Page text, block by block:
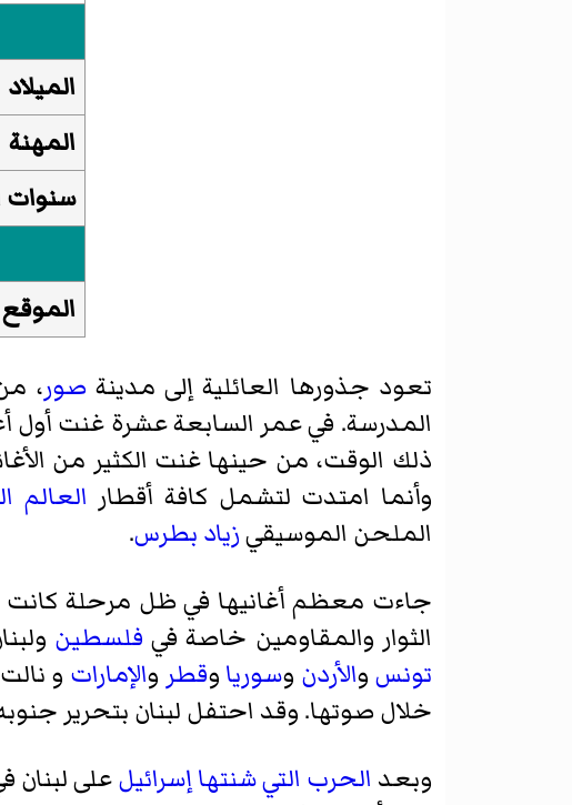
الميلاد
المهنة
سنوات
الموقع
تعود جذورها العائلية إلى مدينة صور،
المدرسة. في عمر السابعة عشرة غنت أول
ذلك الوقت، من حينها غنت الكثير من
وأنما امتدت لتشمل كافة أقطار العالم
الملحن الموسيقيزياد بطرس.
جاءت معظم أغانيها في ظل مرحلة
الثوار والمقاومين خاصة في فلسطين
تونس والأردن وسوريا وقطر والإمارات و نالت
خلال صوتها. وقد احتفل لبنان بتحرير
وبعد الحرب التي شنتها إسرائيلعلى لبنان